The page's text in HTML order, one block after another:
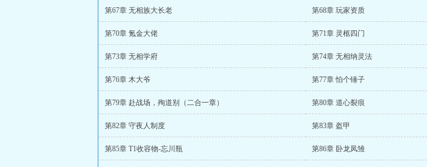
第67章 无相族大长老 第68章 玩家资质
第70章 氪金大佬 第71章 灵柩四门
第73章 无相学府 第74章 无相纳灵法
第76章 木大爷 第77章 怕个锤子
第79章 赴战场，殉道别（二合一章） 第80章 道心裂痕
第82章 守夜人制度 第83章 盔甲
第85章 T1收容物-忘川瓶 第86章 卧龙凤雏